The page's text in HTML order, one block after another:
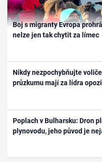
Boj s migranty Evropa
nelze jen tak chytit za límec
Nikdy nezpochybňujte
průzkumu mají za lídra
Poplach v Bulharsku: Dron
plynovodu, jeho původ je